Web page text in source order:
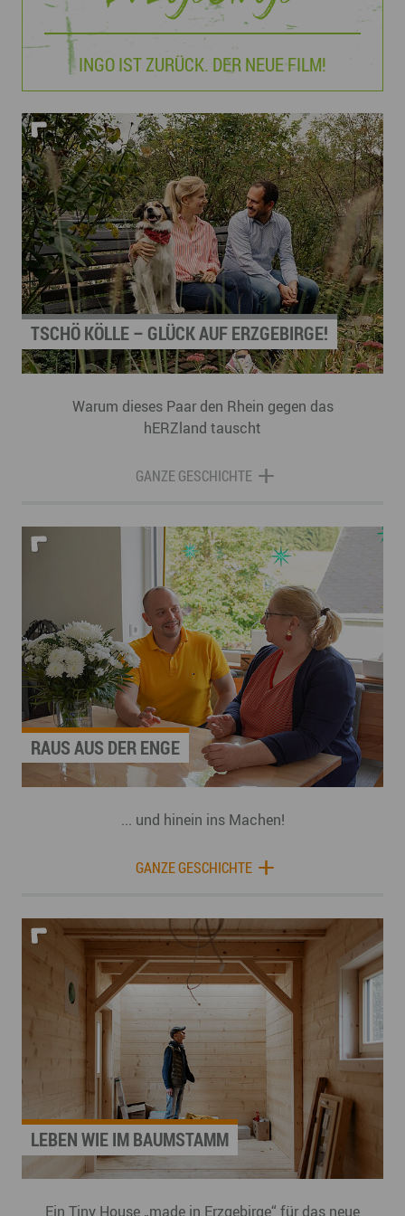
INGO IST ZURÜCK. DER NEUE FILM!
TSCHÖ KÖLLE – GLÜCK AUF ERZGEBIRGE!
Warum dieses Paar den Rhein gegen das
hERZland tauscht
GANZE GESCHICHTE
RAUS AUS DER ENGE
... und hinein ins Machen!
GANZE GESCHICHTE
LEBEN WIE IM BAUMSTAMM
Ein Tiny House „made in Erzgebirge“ für das neue